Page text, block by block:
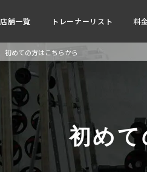
店舗一覧 トレーナーリスト 料
初めての方はこちらから
初めて